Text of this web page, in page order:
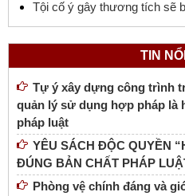
Tội cố ý gây thương tích sẽ
TIN
Tự ý xây dựng công trình
quản lý sử dụng hợp pháp là
pháp luật
YÊU SÁCH ĐỘC QUYỀN
ĐÚNG BẢN CHẤT PHÁP
Phòng vệ chính đáng và